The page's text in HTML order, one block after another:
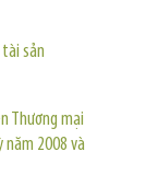
sản
Thương mại
năm 2008 và